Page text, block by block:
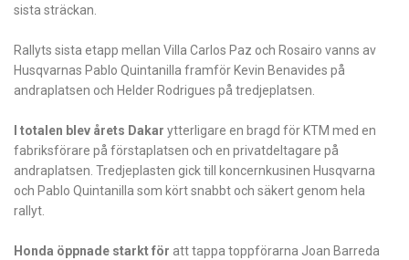
sista sträckan.
Rallyts sista etapp mellan Villa Carlos Paz och Rosairo vanns av
Husqvarnas Pablo Quintanilla framför Kevin Benavides på
andraplatsen och Helder Rodrigues på tredjeplatsen.
I totalen blev årets Dakar ytterligare en bragd för KTM med en
fabriksförare på förstaplatsen och en privatdeltagare på
andraplatsen. Tredjeplasten gick till koncernkusinen Husqvarna
och Pablo Quintanilla som kört snabbt och säkert genom hela
rallyt.
Honda öppnade starkt för att tappa toppförarna Joan Barreda